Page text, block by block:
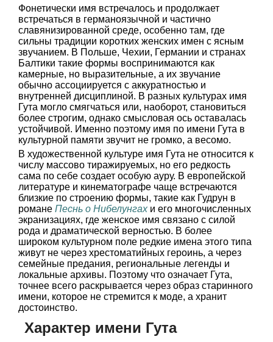
Фонетически имя встречалось и продолжает
встречаться в германоязычной и частично
славянизированной среде, особенно там, где
сильны традиции коротких женских имен с ясным
звучанием. В Польше, Чехии, Германии и странах
Балтики такие формы воспринимаются как
камерные, но выразительные, а их звучание
обычно ассоциируется с аккуратностью и
внутренней дисциплиной. В разных культурах имя
Гута могло смягчаться или, наоборот, становиться
более строгим, однако смысловая ось оставалась
устойчивой. Именно поэтому имя по имени Гута в
культурной памяти звучит не громко, а весомо.
В художественной культуре имя Гута не относится к
числу массово тиражируемых, но его редкость
сама по себе создает особую ауру. В европейской
литературе и кинематографе чаще встречаются
близкие по строению формы, такие как Гудрун в
романе Песнь о Нибелунгахи его многочисленных
экранизациях, где женское имя связано с силой
рода и драматической верностью. В более
широком культурном поле редкие имена этого типа
живут не через хрестоматийных героинь, а через
семейные предания, региональные легенды и
локальные архивы. Поэтому что означает Гута,
точнее всего раскрывается через образ старинного
имени, которое не стремится к моде, а хранит
достоинство.
Характер имени Гута